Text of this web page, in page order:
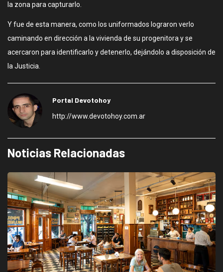
la zona para capturarlo.
Y fue de esta manera, como los uniformados lograron verlo
caminando en dirección a la vivienda de su progenitora y se
acercaron para identificarlo y detenerlo, dejándolo a disposición de
la Justicia.
Portal Devotohoy
http://www.devotohoy.com.ar
Noticias Relacionadas